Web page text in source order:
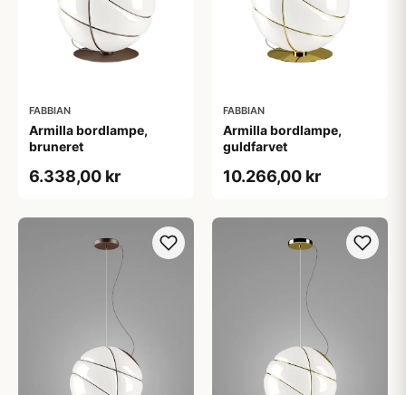
FABBIAN
Armilla bordlampe,
bruneret
6.338,00 kr
FABBIAN
Armilla bordlampe,
guldfarvet
10.266,00 kr